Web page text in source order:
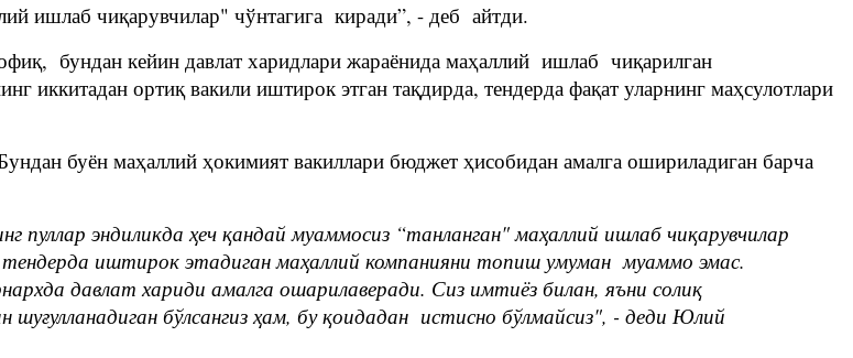
ишлаб чиқарувчилар" чўнтагига киради”, - деб айтди.
бундан кейин давлат харидлари жараёнида маҳаллий ишлаб чиқарилган
иккитадан ортиқ вакили иштирок этган тақдирда, тендерда фақат уларнинг маҳсулотлари
буён маҳаллий ҳокимият вакиллари бюджет ҳисобидан амалга ошириладиган барча
эндиликда ҳеч қандай муаммосиз “танланган" маҳаллий ишлаб чиқарувчилар
иштирок этадиган маҳаллий компанияни топиш умуман муаммо эмас.
давлат хариди амалга ошарилаверади. Сиз имтиёз билан, яъни солиқ
бўлсангиз ҳам, бу қоидадан истисно бўлмайсиз", - деди Юлий